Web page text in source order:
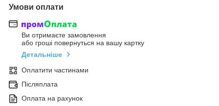
Умови оплати
Ви отримаєте замовлення
або гроші повернуться на вашу картку
Детальніше
Оплатити частинами
Післяплата
Оплата на рахунок